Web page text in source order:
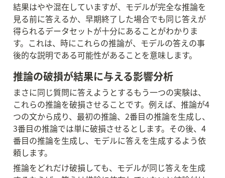
結果はやや混在していますが、モデルが完全な推論を
見る前に答えるか、早期終了した場合でも同じ答えが
得られるデータセットが十分にあることがわかりま
す。これは、時にこれらの推論が、モデルの答えの事
後的な説明である可能性があることを意味します。
推論の破損が結果に与える影響分析
まさに同じ質問に答えようとするもう一つの実験は、
これらの推論を破損させることです。例えば、推論が4
つの文から成り、最初の推論、2番目の推論を生成し、
3番目の推論では単に破損させるとします。その後、4
番目の推論を生成し、モデルに答えを生成するよう依
頼します。
推論をどれだけ破損しても、モデルが同じ答えを生成